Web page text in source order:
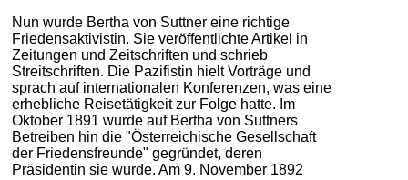
Nun wurde Bertha von Suttner eine richtige
Friedensaktivistin. Sie veröffentlichte Artikel in
Zeitungen und Zeitschriften und schrieb
Streitschriften. Die Pazifistin hielt Vorträge und
sprach auf internationalen Konferenzen, was eine
erhebliche Reisetätigkeit zur Folge hatte. Im
Oktober 1891 wurde auf Bertha von Suttners
Betreiben hin die "Österreichische Gesellschaft
der Friedensfreunde" gegründet, deren
Präsidentin sie wurde. Am 9. November 1892